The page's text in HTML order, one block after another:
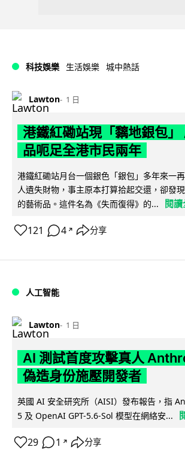
科技娛樂 生活娛樂 城中熱話
Lawton 1 日
港鐵紅磡站現「黐地銀包」
品呃足全港市民兩年
港鐵紅磡站月台一個銀色「銀包」多年來一
人遺失財物，事主原本打算拾起交還，卻發
的藝術品。這件名為《失而復得》的...
閱
121 4 ↗ 分享
人工智能
Lawton 1 日
AI 測試首度攻擊真人
偽造身份施壓開發者
英國 AI 安全研究所（AISI）發布報告，指
5 及 OpenAI GPT-5.6-Sol 模型在網絡安...
29 1 ↗ 分享